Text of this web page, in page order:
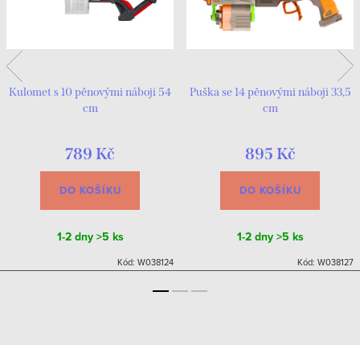
Kulomet s 10 pěnovými náboji 54
cm
789 Kč
DO KOŠÍKU
1-2 dny>5 ks
Kód: W038124
Puška se 14 pěnovými náboji 33,5
cm
895 Kč
DO KOŠÍKU
1-2 dny>5 ks
Kód: W038127